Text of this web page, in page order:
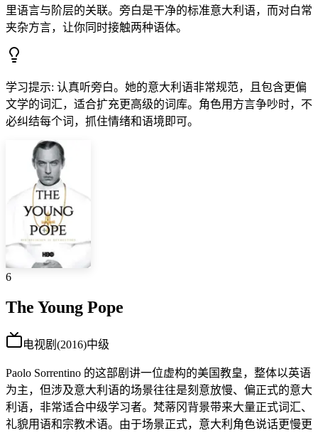
里语言与阶层的关联。旁白是干净的标准意大利语，而对白常
夹杂方言，让你同时接触两种语体。
学习提示: 认真听旁白。她的意大利语非常规范，且包含更偏
文学的词汇，适合扩充更高级的词库。角色用方言争吵时，不
必纠结每个词，抓住情绪和语境即可。
6
The Young Pope
电视剧 (2016)中级
Paolo Sorrentino 的这部剧讲一位虚构的美国教皇，整体以英语
为主，但涉及意大利语的场景往往是刻意放慢、偏正式的意大
利语，非常适合中级学习者。梵蒂冈背景带来大量正式词汇、
礼貌用语和宗教术语。由于场景正式，意大利角色说话更慢更